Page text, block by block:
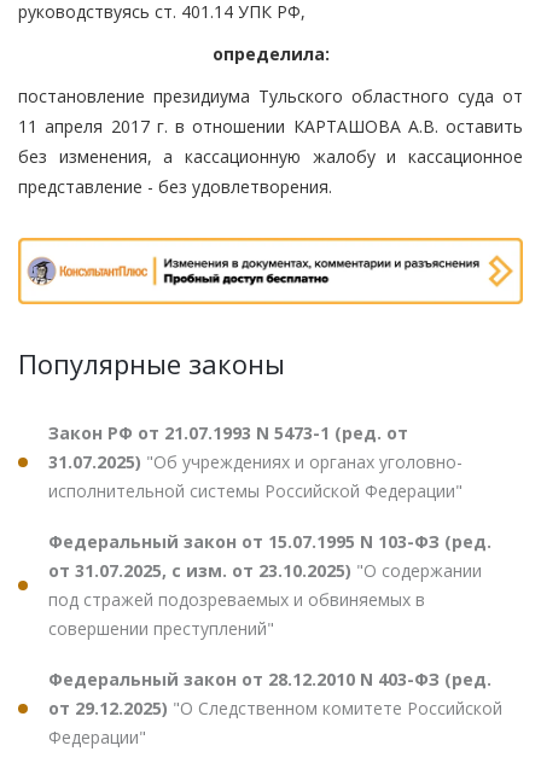
руководствуясь ст. 401.14 УПК РФ,
определила:
постановление президиума Тульского областного суда от
11 апреля 2017 г. в отношении КАРТАШОВА А.В. оставить
без изменения, а кассационную жалобу и кассационное
представление - без удовлетворения.
Популярные законы
Закон РФ от 21.07.1993 N 5473-1 (ред. от
31.07.2025) "Об учреждениях и органах уголовно-
исполнительной системы Российской Федерации"
Федеральный закон от 15.07.1995 N 103-ФЗ (ред.
от 31.07.2025, с изм. от 23.10.2025) "О содержании
под стражей подозреваемых и обвиняемых в
совершении преступлений"
Федеральный закон от 28.12.2010 N 403-ФЗ (ред.
от 29.12.2025) "О Следственном комитете Российской
Федерации"